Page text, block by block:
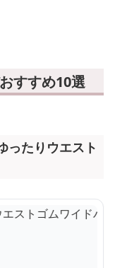
すすめ10選
ったりウエスト